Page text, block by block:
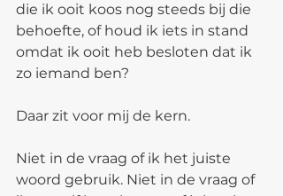
die ik ooit koos nog steeds bij die
behoefte, of houd ik iets in stand
omdat ik ooit heb besloten dat ik
zo iemand ben?
Daar zit voor mij de kern.
Niet in de vraag of ik het juiste
woord gebruik. Niet in de vraag of